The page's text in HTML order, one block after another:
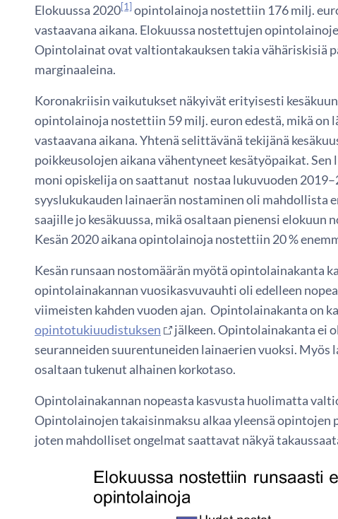
Elokuussa 2020[1] opintolainoja nostettiin 176 milj.
vastaavana aikana. Elokuussa nostettujen
Opintolainat ovat valtiontakauksen takia vähäriskisiä
marginaaleina.
Koronakriisin vaikutukset näkyivät erityisesti
opintolainoja nostettiin 59 milj. euron edestä, mikä on
vastaavana aikana. Yhtenä selittävänä tekijänä
poikkeusolojen aikana vähentyneet kesätyöpaikat.
moni opiskelija on saattanut nostaa lukuvuoden
syyslukukauden lainaerän nostaminen oli mahdollista
saajille jo kesäkuussa, mikä osaltaan pienensi elokuun
Kesän 2020 aikana opintolainoja nostettiin 20 %
Kesän runsaan nostomäärän myötä opintolainakanta
opintolainakannan vuosikasvuvauhti oli edelleen
viimeisten kahden vuoden ajan. Opintolainakanta on
opintotukiuudistuksen
jälkeen. Opintolainakanta ei
seuranneiden suurentuneiden lainaerien vuoksi.
osaltaan tukenut alhainen korkotaso.
Opintolainakannan nopeasta kasvusta huolimatta
Opintolainojen takaisinmaksu alkaa yleensä
joten mahdolliset ongelmat saattavat näkyä